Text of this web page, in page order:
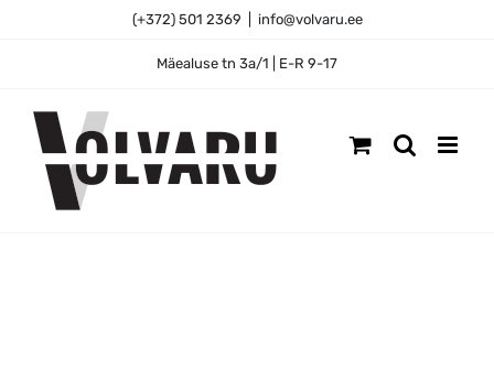
(+372) 501 2369 info@volvaru.ee
Mäealuse tn 3a/1 | E-R 9-17